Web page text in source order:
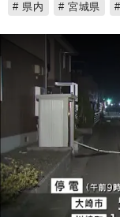
県内
宮城県